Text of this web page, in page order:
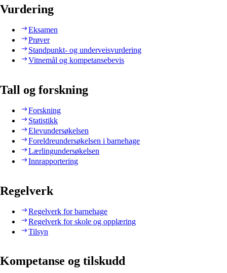
Vurdering
Eksamen
Prøver
Standpunkt- og underveisvurdering
Vitnemål og kompetansebevis
Tall og forskning
Forskning
Statistikk
Elevundersøkelsen
Foreldreundersøkelsen i barnehage
Lærlingundersøkelsen
Innrapportering
Regelverk
Regelverk for barnehage
Regelverk for skole og opplæring
Tilsyn
Kompetanse og tilskudd